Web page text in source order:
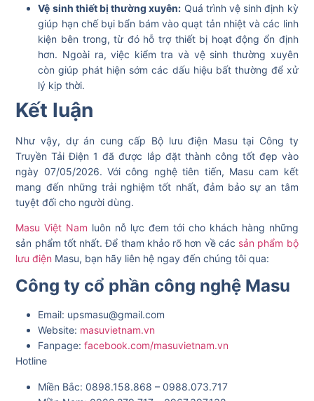
Vệ sinh thiết bị thường xuyên: Quá trình vệ sinh định kỳ
giúp hạn chế bụi bẩn bám vào quạt tản nhiệt và các linh
kiện bên trong, từ đó hỗ trợ thiết bị hoạt động ổn định
hơn. Ngoài ra, việc kiểm tra và vệ sinh thường xuyên
còn giúp phát hiện sớm các dấu hiệu bất thường để xử
lý kịp thời.
Kết luận
Như vậy, dự án cung cấp Bộ lưu điện Masu tại Công ty
Truyền Tải Điện 1 đã được lắp đặt thành công tốt đẹp vào
ngày 07/05/2026. Với công nghệ tiên tiến, Masu cam kết
mang đến những trải nghiệm tốt nhất, đảm bảo sự an tâm
tuyệt đối cho người dùng.
Masu Việt Nam luôn nỗ lực đem tới cho khách hàng những
sản phẩm tốt nhất. Để tham khảo rõ hơn về các sản phẩm bộ
lưu điện Masu, bạn hãy liên hệ ngay đến chúng tôi qua:
Công ty cổ phần công nghệ Masu
Email: upsmasu@gmail.com
Website: masuvietnam.vn
Fanpage:facebook.com/masuvietnam.vn
Hotline
Miền Bắc: 0898.158.868 – 0988.073.717